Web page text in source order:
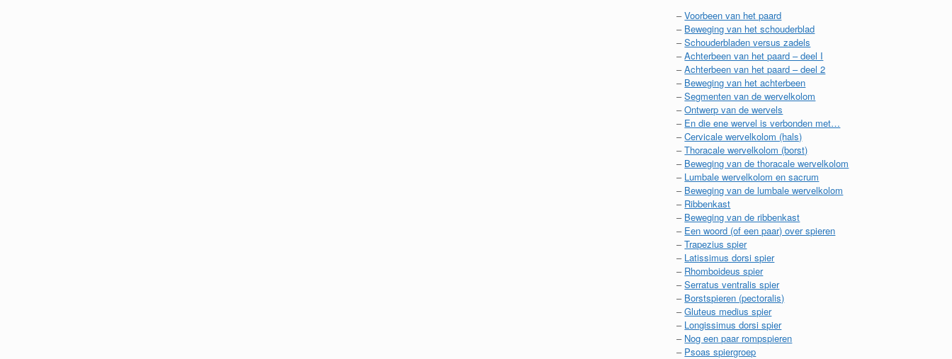
–Voorbeen van het paard
– Beweging van het schouderblad
–Schouderbladen versus zadels
–Achterbeen van het paard – deel I
–Achterbeen van het paard – deel 2
– Beweging van het achterbeen
–Segmenten van de wervelkolom
–Ontwerp van de wervels
– En die ene wervel is verbonden met…
–Cervicale wervelkolom (hals)
–Thoracale wervelkolom (borst)
– Beweging van de thoracale wervelkolom
– Lumbale wervelkolom en sacrum
– Beweging van de lumbale wervelkolom
– Ribbenkast
– Beweging van de ribbenkast
– Een woord (of een paar) over spieren
–Trapezius spier
– Latissimus dorsi spier
– Rhomboideus spier
–Serratus ventralis spier
– Borstspieren (pectoralis)
–Gluteus medius spier
– Longissimus dorsi spier
– Nog een paar rompspieren
– Psoas spiergroep